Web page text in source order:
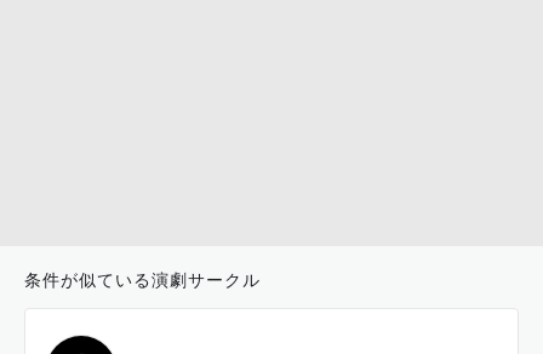
条件が似ている演劇サークル